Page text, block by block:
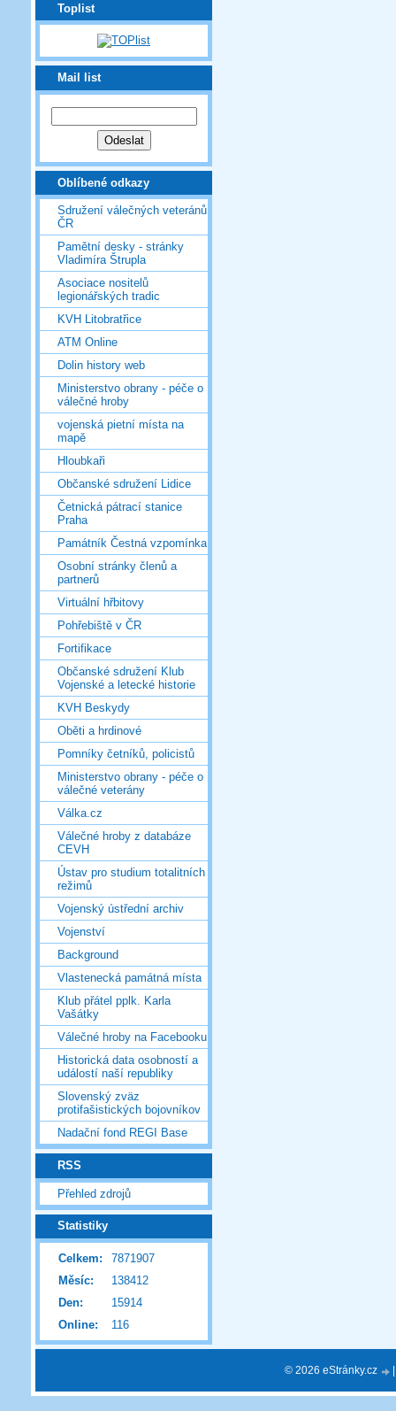
Toplist
Mail list
Oblíbené odkazy
Sdružení válečných veteránů
ČR
Pamětní desky - stránky
Vladimíra Štrupla
Asociace nositelů
legionářských tradic
KVH Litobratřice
ATM Online
Dolin history web
Ministerstvo obrany - péče o
válečné hroby
vojenská pietní místa na
mapě
Hloubkaři
Občanské sdružení Lidice
Četnická pátrací stanice
Praha
Památník Čestná vzpomínka
Osobní stránky členů a
partnerů
Virtuální hřbitovy
Pohřebiště v ČR
Fortifikace
Občanské sdružení Klub
Vojenské a letecké historie
KVH Beskydy
Oběti a hrdinové
Pomníky četníků, policistů
Ministerstvo obrany - péče o
válečné veterány
Válka.cz
Válečné hroby z databáze
CEVH
Ústav pro studium totalitních
režimů
Vojenský ústřední archiv
Vojenství
Background
Vlastenecká památná místa
Klub přátel pplk. Karla
Vašátky
Válečné hroby na Facebooku
Historická data osobností a
událostí naší republiky
Slovenský zväz
protifašistických bojovníkov
Nadační fond REGI Base
RSS
Přehled zdrojů
Statistiky
Online: 116
Celkem:
7871907
Měsíc:
138412
Den:
15914
© 2026 eStránky.cz